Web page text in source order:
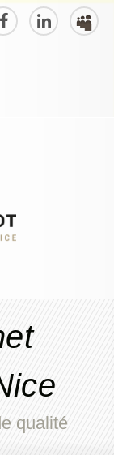
qualité